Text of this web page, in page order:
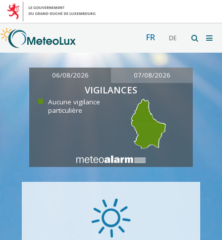
FR DE
06/08/2026 07/08/2026
VIGILANCES
Aucune vigilance
particulière